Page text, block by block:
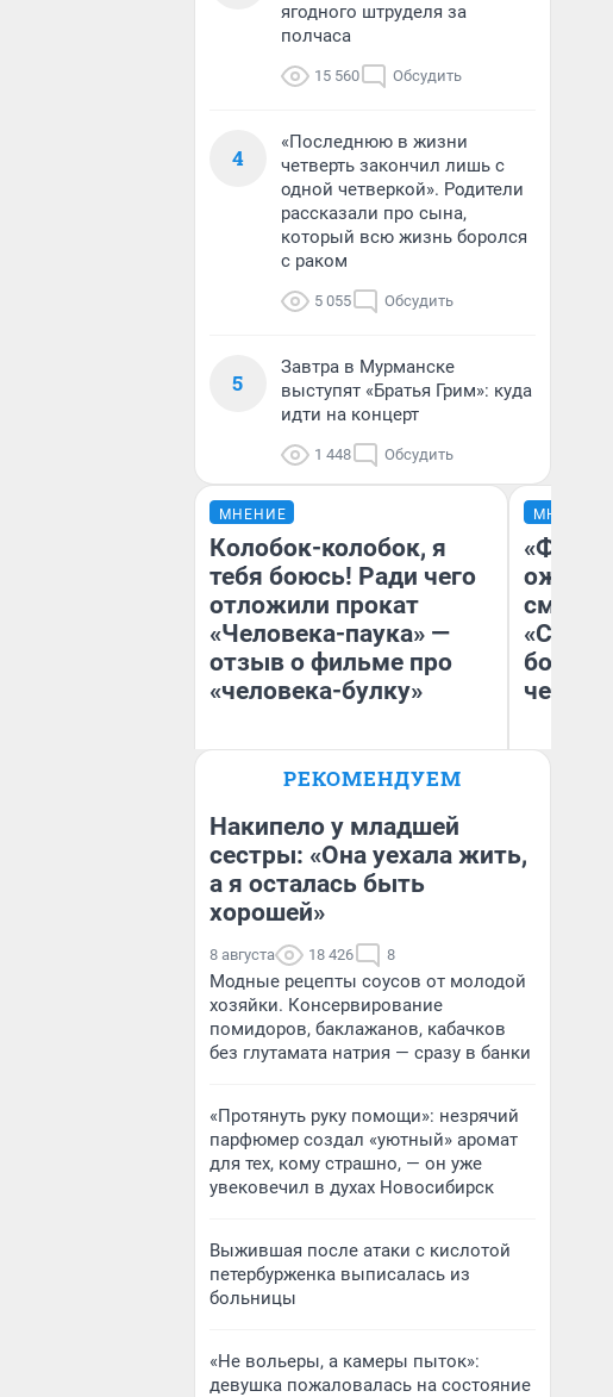
ягодного штруделя за
полчаса
15 560 Обсудить
4
«Последнюю в жизни
четверть закончил лишь с
одной четверкой». Родители
рассказали про сына,
который всю жизнь боролся
с раком
5 055 Обсудить
5
Завтра в Мурманске
выступят «Братья Грим»: куда
идти на концерт
1 448 Обсудить
МНЕНИЕ
Колобок-колобок, я
тебя боюсь! Ради чего
отложили прокат
«Человека-паука» —
отзыв о фильме про
«человека-булку»
Надежда Губарь
МНЕНИЕ
РЕКОМЕНДУЕМ
Накипело у младшей
сестры: «Она уехала жить,
а я осталась быть
хорошей»
8 августа 18 426 8
Модные рецепты соусов от молодой
хозяйки. Консервирование
помидоров, баклажанов, кабачков
без глутамата натрия — сразу в банки
«Протянуть руку помощи»: незрячий
парфюмер создал «уютный» аромат
для тех, кому страшно, — он уже
увековечил в духах Новосибирск
Выжившая после атаки с кислотой
петербурженка выписалась из
больницы
«Не вольеры, а камеры пыток»:
девушка пожаловалась на состояние